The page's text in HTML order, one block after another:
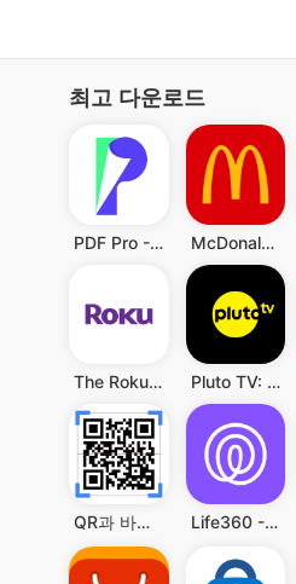
최고 다운로드
PDF Pro - Reader & Maker McDonald's
The Roku App (Official) Pluto TV: Watch Free Movies/TV
QR과 바코드 스캐너 Life360 - 위치 공유